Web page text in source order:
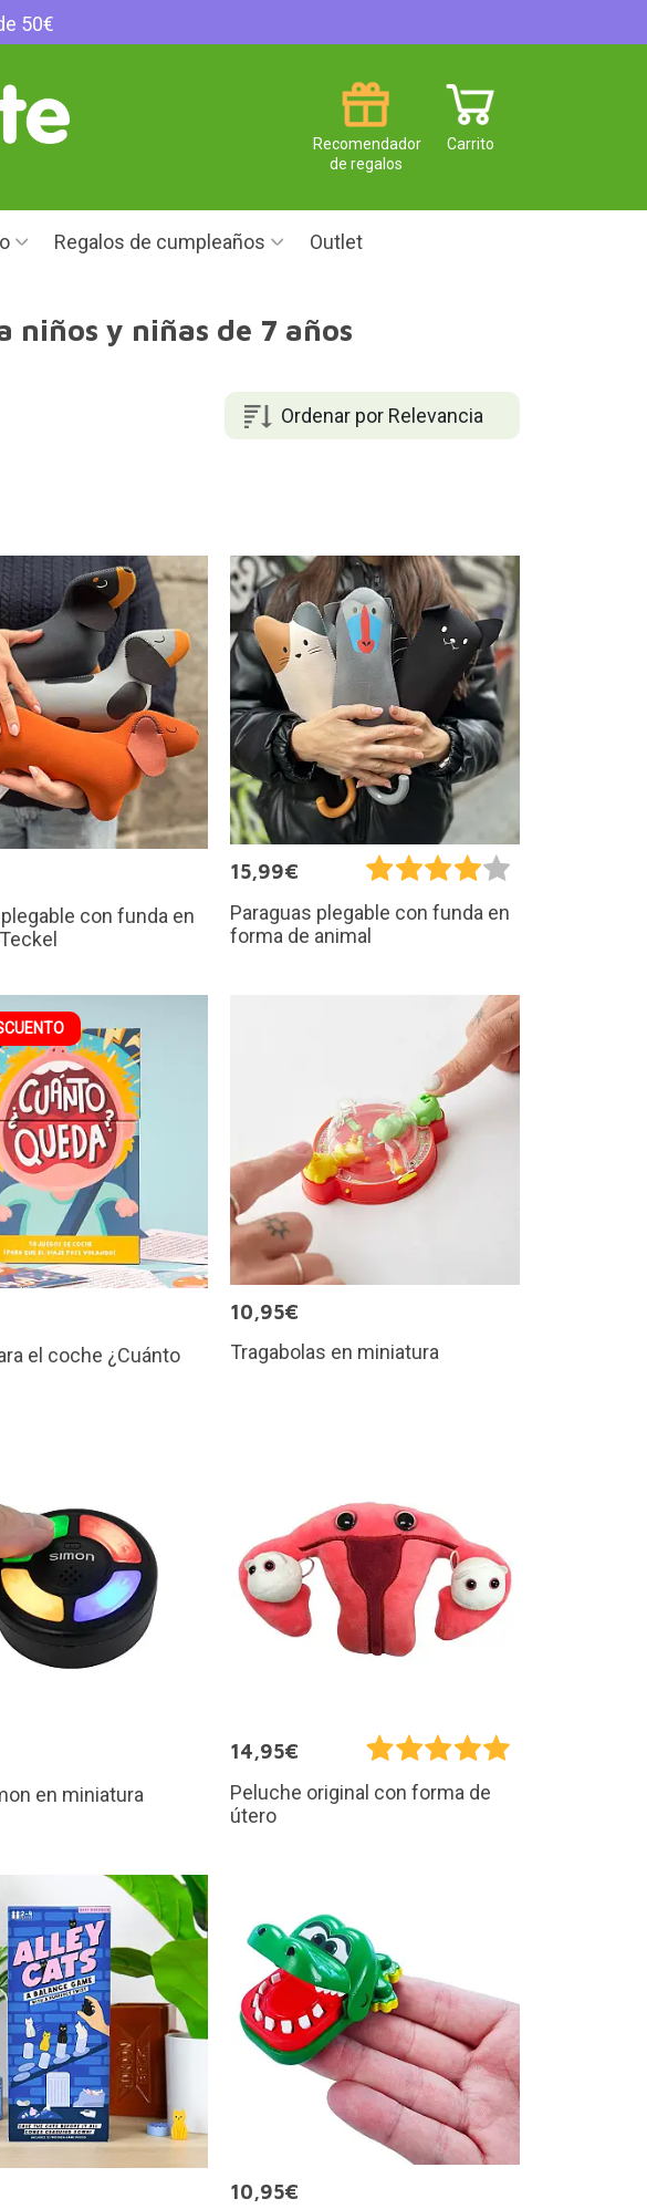
50€
Carrito
Recomendador
de regalos
Regalos de cumpleaños Outlet
niños y niñas de 7 años
Ordenar por Relevancia
con funda en
15,99€
Paraguas plegable con funda en
forma de animal
el coche ¿Cuánto
10,95€
Tragabolas en miniatura
en miniatura
14,95€
Peluche original con forma de
útero
10,95€